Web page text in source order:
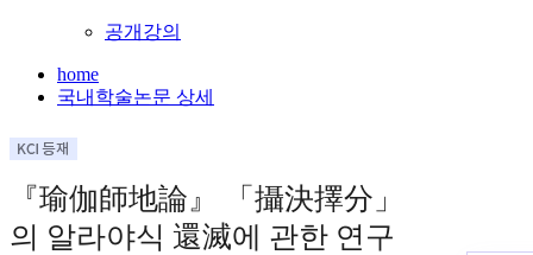
공개강의
home
국내학술논문 상세
『瑜伽師地論』 「攝決擇分」
의 알라야식 還滅에 관한 연구